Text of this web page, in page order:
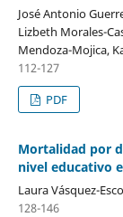
José Antonio
Lizbeth Morales-
Mendoza-Mojica,
112-127
PDF
Mortalidad por
nivel educativo
Laura Vásquez-
128-146